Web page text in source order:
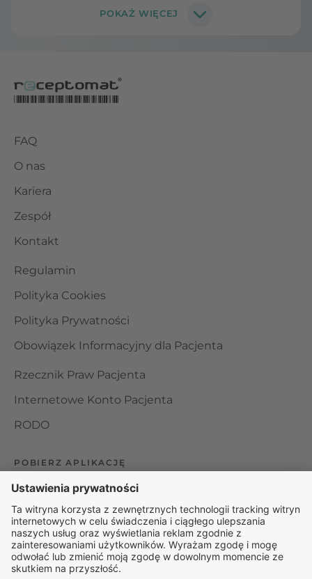
FAQ
O nas
Kariera
Zespół
Kontakt
Regulamin
Polityka Cookies
Polityka Prywatności
Obowiązek Informacyjny dla Pacjenta
Rzecznik Praw Pacjenta
Internetowe Konto Pacjenta
RODO
POBIERZ APLIKACJĘ
Organizator udzielania świadczeń telemedycznych jest
podmiotem leczniczym w rozumieniu ustawy z dnia 15
kwietnia 2011 roku o działalności leczniczej, wpisanym do
rejestru podmiotów wykonujących działalność leczniczą pod